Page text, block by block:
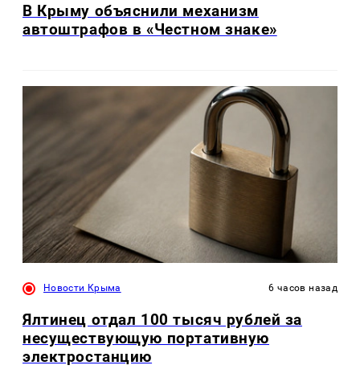
В Крыму объяснили механизм
автоштрафов в «Честном знаке»
Новости Крыма 6 часов назад
Ялтинец отдал 100 тысяч рублей за
несуществующую портативную
электростанцию